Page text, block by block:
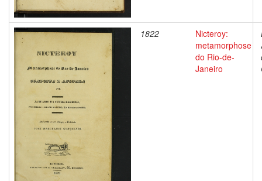
1822
Nicteroy:
metamorphose
do Rio-de-
Janeiro